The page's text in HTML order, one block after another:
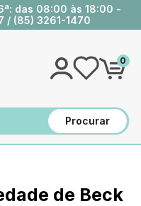
das 08:00 às 18:00 -
/ (85) 3261-1470
Procurar
0
de Beck